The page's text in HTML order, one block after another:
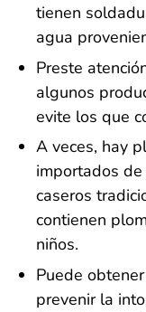
tienen
agua
Preste
algunos
evite los que
A veces, hay
importados
caseros
contienen
niños.
Puede
prevenir la